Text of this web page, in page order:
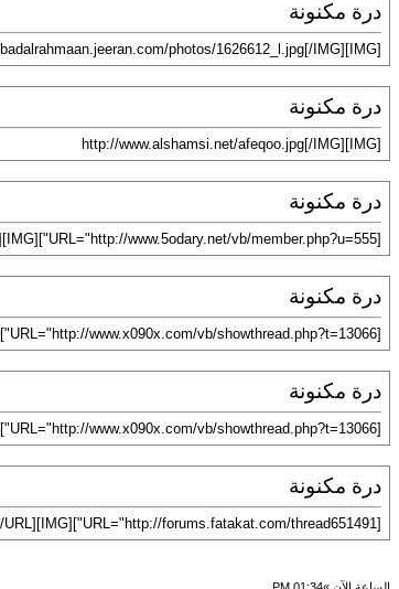
درة مكنونة
[IMG]http://ebadalrahmaan.jeeran.com/photos/1626612_l.jpg[/IMG]
درة مكنونة
[IMG]http://www.alshamsi.net/afeqoo.jpg[/IMG]
درة مكنونة
[URL="http://www.5odary.net/vb/member.php?u=555"][IMG]http://www.5odary.net/vb/images/avatars/Avatar-71.jpg[/IMG][/URL]
درة مكنونة
[URL="http://www.x090x.com/vb/showthread.php?t=13066"][IMG]http://www.albdoo.info/lib/upload/1225750645-18f9d.jpg[/IMG][/URL]
درة مكنونة
[URL="http://www.x090x.com/vb/showthread.php?t=13066"][IMG]http://www.albdoo.info/lib/upload/1225750645-8efa4.jpg[/IMG][/URL]
درة مكنونة
[URL="http://forums.fatakat.com/thread651491"][IMG]http://www.lilous-cafe.com/vb/uploaded/12_11260092959.jpg[/IMG] [/URL]